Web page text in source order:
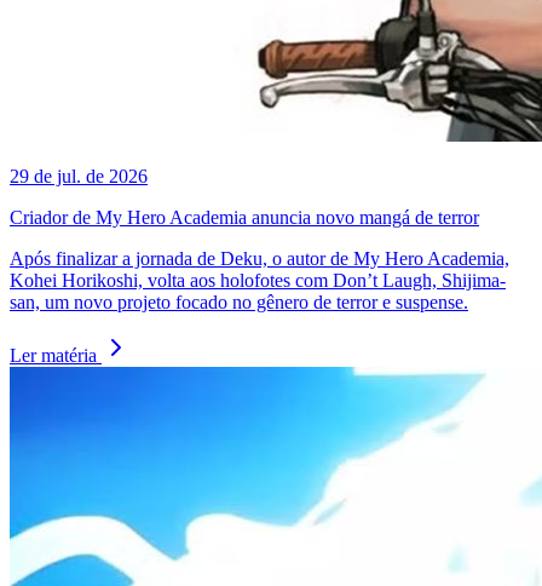
29 de jul. de 2026
Criador de My Hero Academia anuncia novo mangá de terror
Após finalizar a jornada de Deku, o autor de My Hero Academia,
Kohei Horikoshi, volta aos holofotes com Don’t Laugh, Shijima-
san, um novo projeto focado no gênero de terror e suspense.
Ler matéria